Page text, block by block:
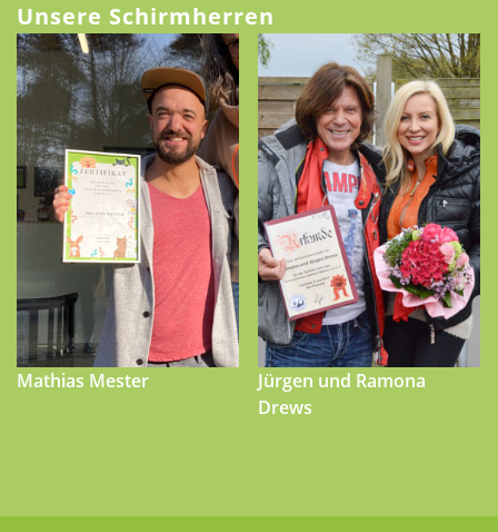
Unsere Schirmherren
Mathias Mester
Jürgen und Ramona
Drews